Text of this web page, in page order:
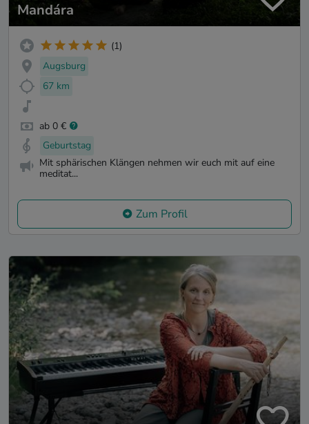
Mandára
(1)
Augsburg
67 km
ab 0 €
Geburtstag
Mit sphärischen Klängen nehmen wir euch mit auf eine
meditat...
Zum Profil